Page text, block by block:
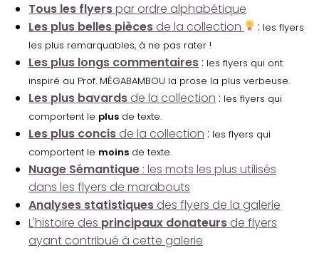
Tous les flyerspar ordre alphabétique
Les plus belles pièces de la collection : les flyers
les plus remarquables, à ne pas rater !
Les plus longs commentaires : les flyers qui ont
inspiré au Prof. MÉGABAMBOU la prose la plus verbeuse.
Les plus bavards de la collection : les flyers qui
comportent le plus de texte.
Les plus concis de la collection : les flyers qui
comportent le moins de texte.
Nuage Sémantique : les mots les plus utilisés
dans les flyers de marabouts
Analyses statistiques des flyers de la galerie
L'histoire des principaux donateurs de flyers
ayant contribué à cette galerie